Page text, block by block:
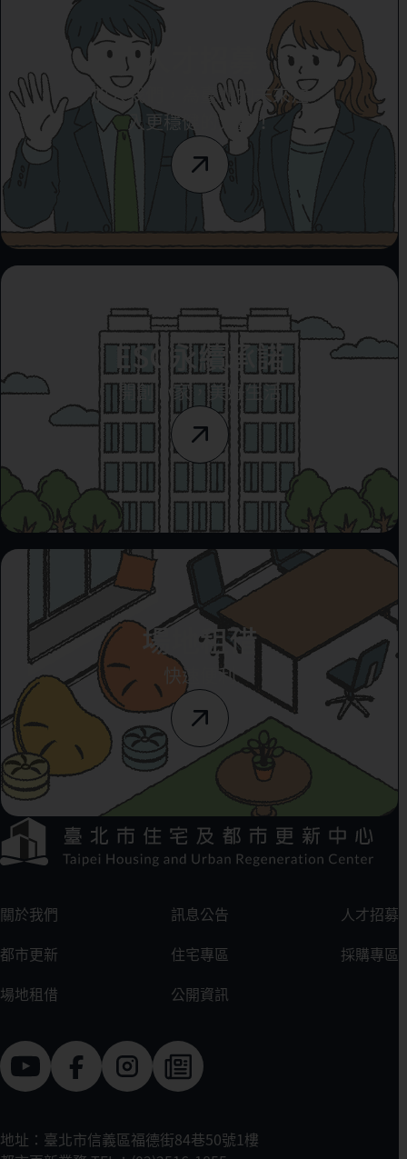
人才招募
加入我們，為臺北的未來注
入更穩健的力量！
ESG永續承諾
開創心家，美好生活
場地租借
快速便利
方選單連結區
:::
關於我們 訊息公告
人才招募
都市更新
住宅專區
採購專區
場地租借
公開資訊
地址：臺北市信義區福德街84巷50號1樓